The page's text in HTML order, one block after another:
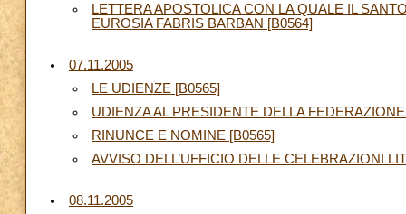
LETTERA APOSTOLICA CON LA QUALE IL
EUROSIA FABRIS BARBAN [B0564]
07.11.2005
LE UDIENZE [B0565]
UDIENZA AL PRESIDENTE DELLA
RINUNCE E NOMINE [B0565]
AVVISO DELL’UFFICIO DELLE CELEBRAZIONI
08.11.2005